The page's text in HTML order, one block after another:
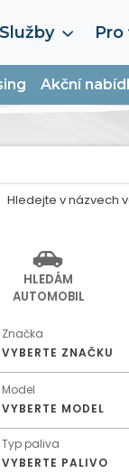
Služby
Akční
HLEDÁM
AUTOMOBIL
Značka
VYBERTE ZNAČKU
Model
VYBERTE MODEL
Typ paliva
VYBERTE PALIVO